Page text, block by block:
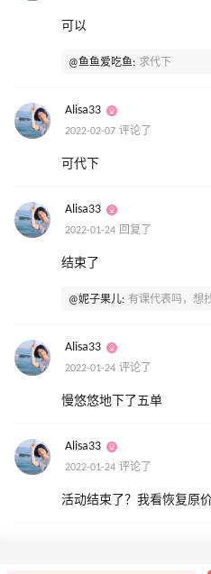
可以
@鱼鱼爱吃鱼: 求代下
Alisa33
2022-02-07 评论了
可代下
Alisa33
2022-01-24 回复了
结束了
@妮子果儿: 有课代表吗，想
Alisa33
2022-01-24 评论了
慢悠悠地下了五单
Alisa33
2022-01-24 评论了
活动结束了？我看恢复原